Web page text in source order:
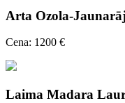
Arta Ozola-
Cena: 1200 €
Laima Madara